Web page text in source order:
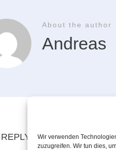
Wir verwenden
zuzugreifen. Wir tun dies,
About the author
Andreas